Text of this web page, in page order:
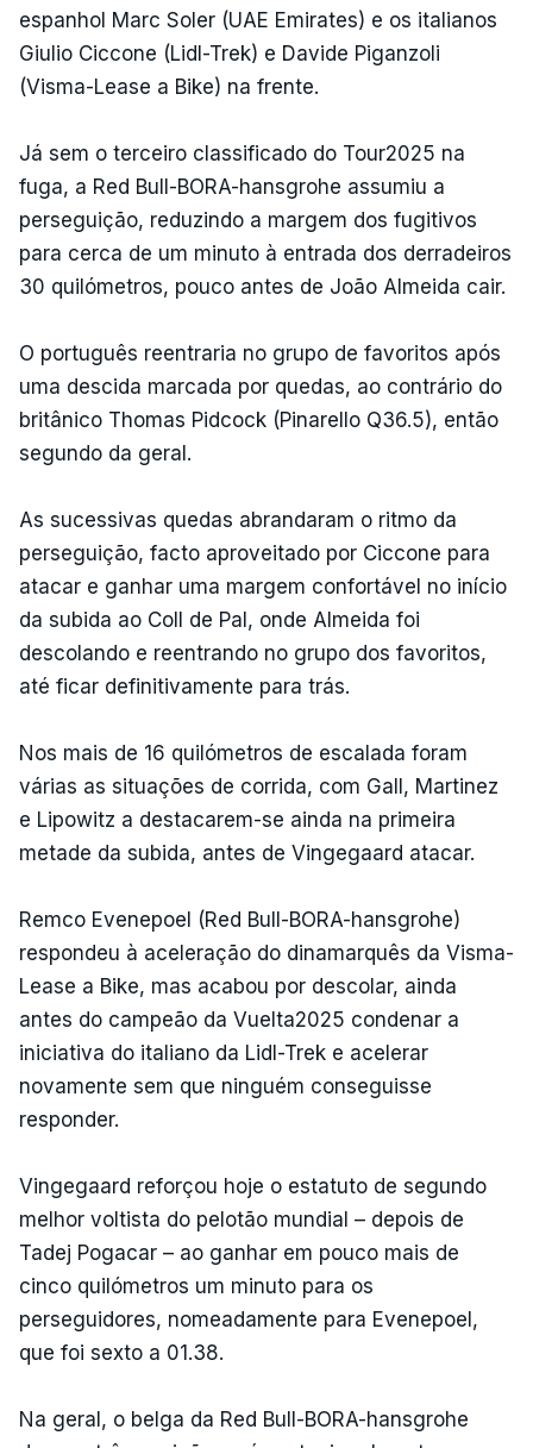
espanhol Marc Soler (UAE Emirates) e os italianos
Giulio Ciccone (Lidl-Trek) e Davide Piganzoli
(Visma-Lease a Bike) na frente.
Já sem o terceiro classificado do Tour2025 na
fuga, a Red Bull-BORA-hansgrohe assumiu a
perseguição, reduzindo a margem dos fugitivos
para cerca de um minuto à entrada dos derradeiros
30 quilómetros, pouco antes de João Almeida cair.
O português reentraria no grupo de favoritos após
uma descida marcada por quedas, ao contrário do
britânico Thomas Pidcock (Pinarello Q36.5), então
segundo da geral.
As sucessivas quedas abrandaram o ritmo da
perseguição, facto aproveitado por Ciccone para
atacar e ganhar uma margem confortável no início
da subida ao Coll de Pal, onde Almeida foi
descolando e reentrando no grupo dos favoritos,
até ficar definitivamente para trás.
Nos mais de 16 quilómetros de escalada foram
várias as situações de corrida, com Gall, Martinez
e Lipowitz a destacarem-se ainda na primeira
metade da subida, antes de Vingegaard atacar.
Remco Evenepoel (Red Bull-BORA-hansgrohe)
respondeu à aceleração do dinamarquês da Visma-
Lease a Bike, mas acabou por descolar, ainda
antes do campeão da Vuelta2025 condenar a
iniciativa do italiano da Lidl-Trek e acelerar
novamente sem que ninguém conseguisse
responder.
Vingegaard reforçou hoje o estatuto de segundo
melhor voltista do pelotão mundial – depois de
Tadej Pogacar – ao ganhar em pouco mais de
cinco quilómetros um minuto para os
perseguidores, nomeadamente para Evenepoel,
que foi sexto a 01.38.
Na geral, o belga da Red Bull-BORA-hansgrohe